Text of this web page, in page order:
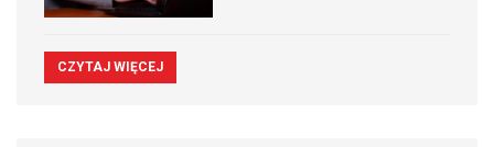
CZYTAJ WIĘCEJ